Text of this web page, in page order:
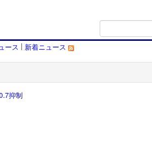
ース | 新着ニュース
抑制